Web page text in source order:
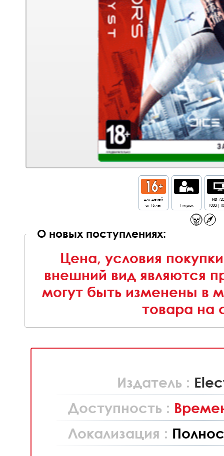
для детей
от 16 лет
1 игрок
HD
О новых поступлениях:
Цена, условия
внешний вид являются
могут быть изменены в
товара на
Издатель :
Доступность :
Локализация :